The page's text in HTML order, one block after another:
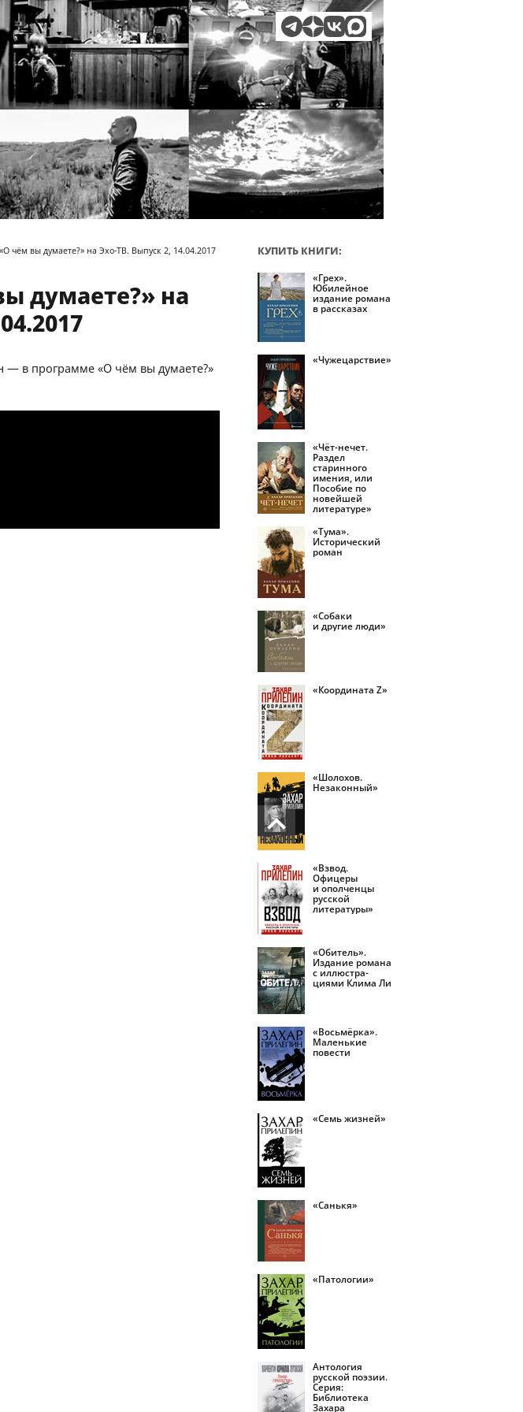
чём вы думаете?» на Эхо-ТВ. Выпуск 2, 14.04.2017
думаете?» на
в программе «О чём вы думаете?»
КУПИТЬ КНИГИ:
«Грех».
Юбилейное
издание романа
в рассказах
«Чужецарствие»
«Чёт-нечет.
Раздел
старинного
имения, или
Пособие по
новейшей
литературе»
«Тума».
Исторический
роман
«Собаки
и другие люди»
«Координата Z»
«Шолохов.
Незаконный»
«Взвод.
Офицеры
и ополченцы
русской
литературы»
«Обитель».
Издание романа
с иллюстра­
циями Клима Ли
«Восьмёрка».
Маленькие
повести
«Семь жизней»
«Санькя»
«Патологии»
Антология
русской поэзии.
Серия:
Библиотека
Захара